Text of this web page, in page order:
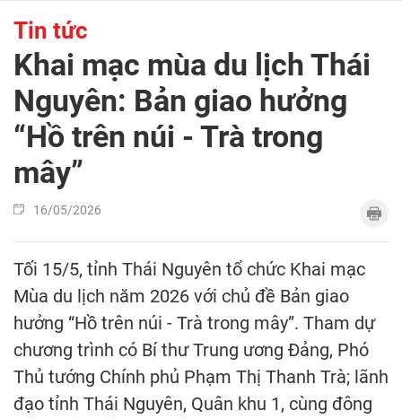
Tin tức
Khai mạc mùa du lịch Thái
Nguyên: Bản giao hưởng
“Hồ trên núi - Trà trong
mây”
16/05/2026
Tối 15/5, tỉnh Thái Nguyên tổ chức Khai mạc
Mùa du lịch năm 2026 với chủ đề Bản giao
hưởng “Hồ trên núi - Trà trong mây”. Tham dự
chương trình có Bí thư Trung ương Đảng, Phó
Thủ tướng Chính phủ Phạm Thị Thanh Trà; lãnh
đạo tỉnh Thái Nguyên, Quân khu 1, cùng đông